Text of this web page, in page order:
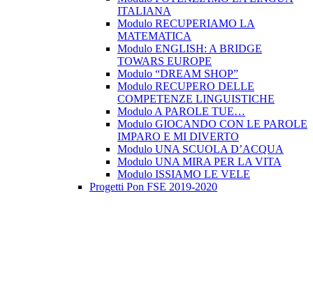
ITALIANA
Modulo RECUPERIAMO LA
MATEMATICA
Modulo ENGLISH: A BRIDGE
TOWARS EUROPE
Modulo “DREAM SHOP”
Modulo RECUPERO DELLE
COMPETENZE LINGUISTICHE
Modulo A PAROLE TUE…
Modulo GIOCANDO CON LE PAROLE
IMPARO E MI DIVERTO
Modulo UNA SCUOLA D’ACQUA
Modulo UNA MIRA PER LA VITA
Modulo ISSIAMO LE VELE
Progetti Pon FSE 2019-2020